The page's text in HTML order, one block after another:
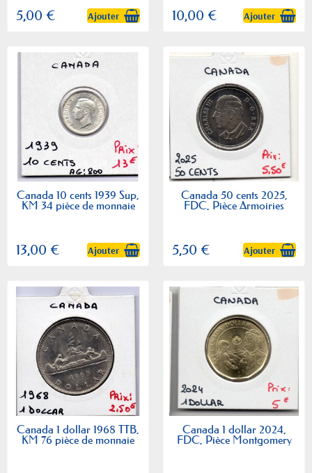
5,00 € Ajouter 10,00 € Ajouter
Canada 10 cents 1939 Sup,
KM 34 pièce de monnaie
13,00 € Ajouter
Canada 50 cents 2025,
FDC, Pièce Armoiries
5,50 € Ajouter
Canada 1 dollar 1968 TTB,
KM 76 pièce de monnaie
Canada 1 dollar 2024,
FDC, Pièce Montgomery